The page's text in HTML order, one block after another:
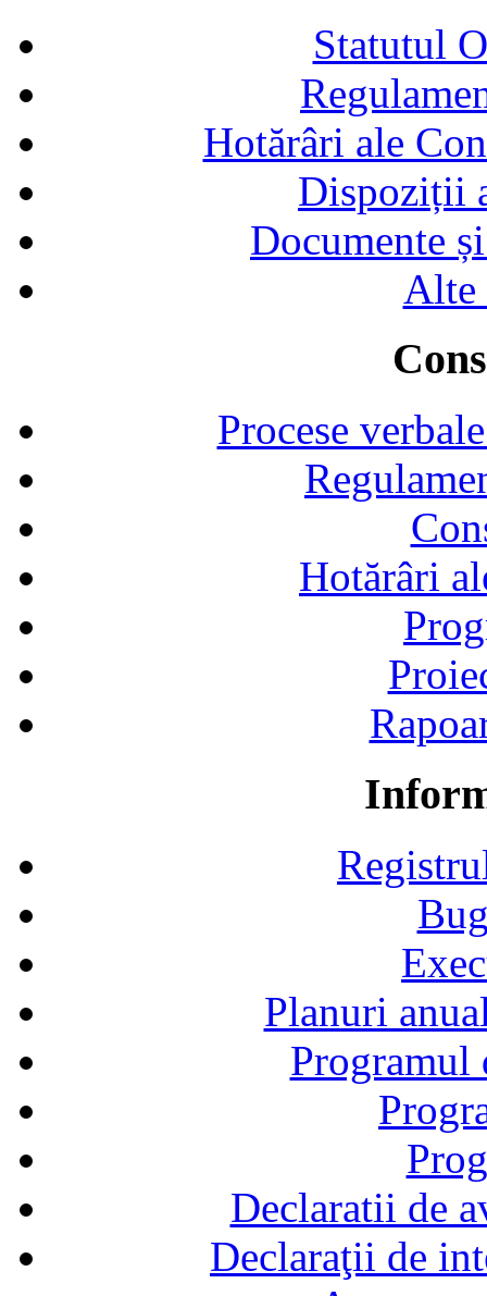
Statutul
Hotărâri ale
Dispoziții
Documente
Alte
Procese
Hotărâri
Planuri
Declaratii de
Declaraţii de